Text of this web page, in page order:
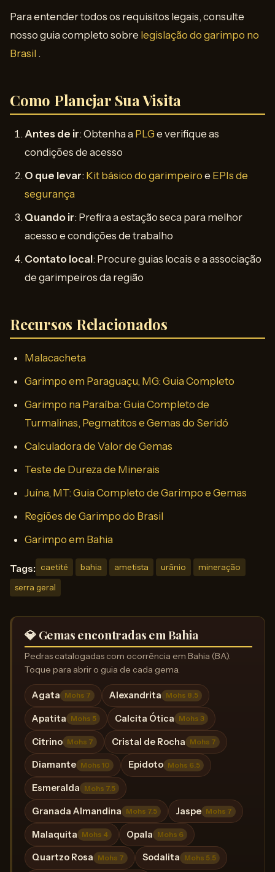
Para entender todos os requisitos legais, consulte
nosso guia completo sobre legislação do garimpo no
Brasil .
Como Planejar Sua Visita
Antes de ir: Obtenha a PLG e verifique as
condições de acesso
O que levar: Kit básico do garimpeiro e EPIs de
segurança
Quando ir: Prefira a estação seca para melhor
acesso e condições de trabalho
Contato local: Procure guias locais e a associação
de garimpeiros da região
Recursos Relacionados
Malacacheta
Garimpo em Paraguaçu, MG: Guia Completo
Garimpo na Paraíba: Guia Completo de
Turmalinas, Pegmatitos e Gemas do Seridó
Calculadora de Valor de Gemas
Teste de Dureza de Minerais
Juína, MT: Guia Completo de Garimpo e Gemas
Regiões de Garimpo do Brasil
Garimpo em Bahia
Tags: caetité bahia ametista urânio mineração
serra geral
💎 Gemas encontradas em Bahia
Pedras catalogadas com ocorrência em Bahia (BA).
Toque para abrir o guia de cada gema.
Agata Mohs 7 Alexandrita Mohs 8.5
Apatita Mohs 5 Calcita Ótica Mohs 3
Citrino Mohs 7 Cristal de Rocha Mohs 7
Diamante Mohs 10 Epidoto Mohs 6.5
Esmeralda Mohs 7.5
Granada Almandina Mohs 7.5 Jaspe Mohs 7
Malaquita Mohs 4 Opala Mohs 6
Quartzo Rosa Mohs 7 Sodalita Mohs 5.5